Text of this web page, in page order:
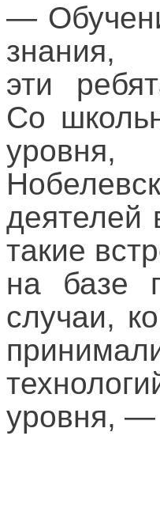
—
знания,
эти
Со
уровня,
деятелей
такие
на базе
случаи,
уровня, —